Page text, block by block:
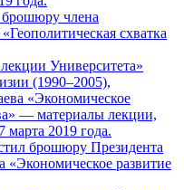
члена
схватка
брошюру Президента
развитие